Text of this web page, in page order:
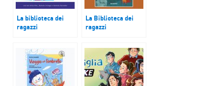
La biblioteca dei
ragazzi
La Biblioteca dei
ragazzi